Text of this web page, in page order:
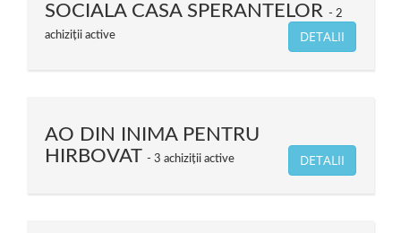
SOCIALA CASA SPERANTELOR
2
achiziții active
DETALII
AO DIN INIMA PENTRU
HIRBOVAT
3 achiziții active DETALII